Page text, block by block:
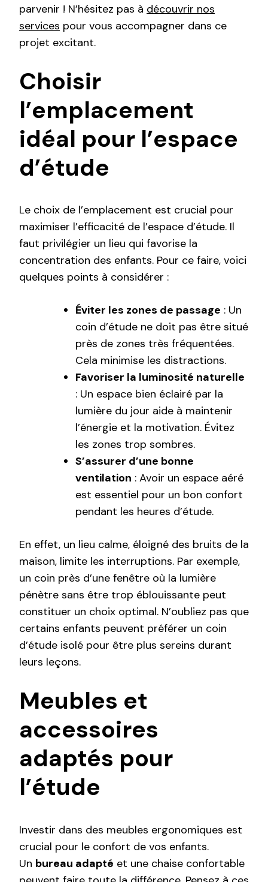
parvenir ! N’hésitez pas à découvrir nos
services pour vous accompagner dans ce
projet excitant.
Choisir
l’emplacement
idéal pour l’espace
d’étude
Le choix de l’emplacement est crucial pour
maximiser l’efficacité de l’espace d’étude. Il
faut privilégier un lieu qui favorise la
concentration des enfants. Pour ce faire, voici
quelques points à considérer :
Éviter les zones de passage : Un
coin d’étude ne doit pas être situé
près de zones très fréquentées.
Cela minimise les distractions.
Favoriser la luminosité naturelle
: Un espace bien éclairé par la
lumière du jour aide à maintenir
l’énergie et la motivation. Évitez
les zones trop sombres.
S’assurer d’une bonne
ventilation : Avoir un espace aéré
est essentiel pour un bon confort
pendant les heures d’étude.
En effet, un lieu calme, éloigné des bruits de la
maison, limite les interruptions. Par exemple,
un coin près d’une fenêtre où la lumière
pénètre sans être trop éblouissante peut
constituer un choix optimal. N’oubliez pas que
certains enfants peuvent préférer un coin
d’étude isolé pour être plus sereins durant
leurs leçons.
Meubles et
accessoires
adaptés pour
l’étude
Investir dans des meubles ergonomiques est
crucial pour le confort de vos enfants.
Un bureau adapté et une chaise confortable